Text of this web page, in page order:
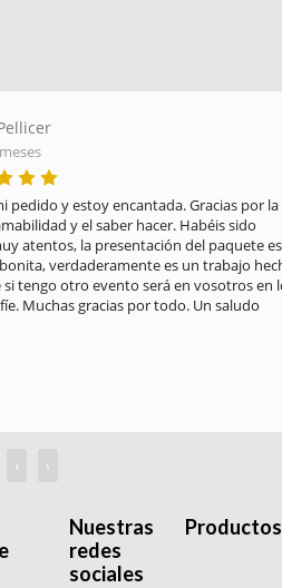
encantada. Gracias por la
saber hacer. Habéis sido
presentación del paquete es
es un trabajo hecho con
evento será en vosotros en los
por todo. Un saludo
‹ ›
Nuestras
redes
sociales
Productos